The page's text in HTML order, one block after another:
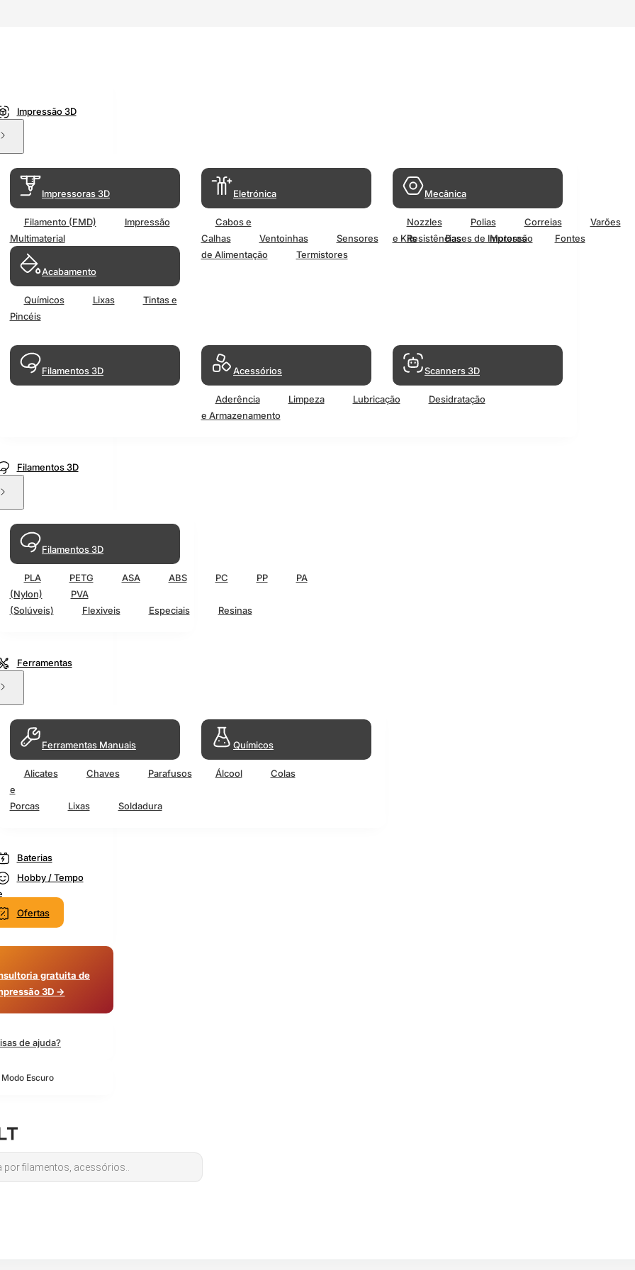
Impressão 3D
Impressoras 3D
Filamento (FMD)
Impressão
Multimaterial
Acabamento
Químicos Lixas
Tintas e
Pincéis
Eletrónica
Cabos e
Calhas
Ventoinhas Sensores Resistências Motores
Fontes
de Alimentação
Termistores
Mecânica
Nozzles Polias Correias
Varões
e Kits
Bases de Impressão
Filamentos 3D Acessórios
Aderência Limpeza Lubricação
Desidratação
e Armazenamento
Scanners 3D
Filamentos 3D
Filamentos 3D
PLA PETG ASA ABS PC PP
PA
(Nylon)
PVA
(Solúveis)
Flexiveis Especiais Resinas
Ferramentas
Ferramentas Manuais
Alicates Chaves
Parafusos
e
Porcas
Lixas Soldadura
Químicos
Álcool Colas
Baterias
Hobby / Tempo
Ofertas
gratuita de
3D →
de ajuda?
Escuro